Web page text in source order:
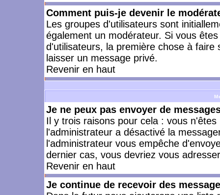
Comment puis-je devenir le
Les groupes d'utilisateurs sont
également un modérateur. Si vous
d'utilisateurs, la première chose à
laisser un message privé.
Revenir en haut
Je ne peux pas envoyer de
Il y trois raisons pour cela : vous
l'administrateur a désactivé la
l'administrateur vous empêche
dernier cas, vous devriez vous
Revenir en haut
Je continue de recevoir des